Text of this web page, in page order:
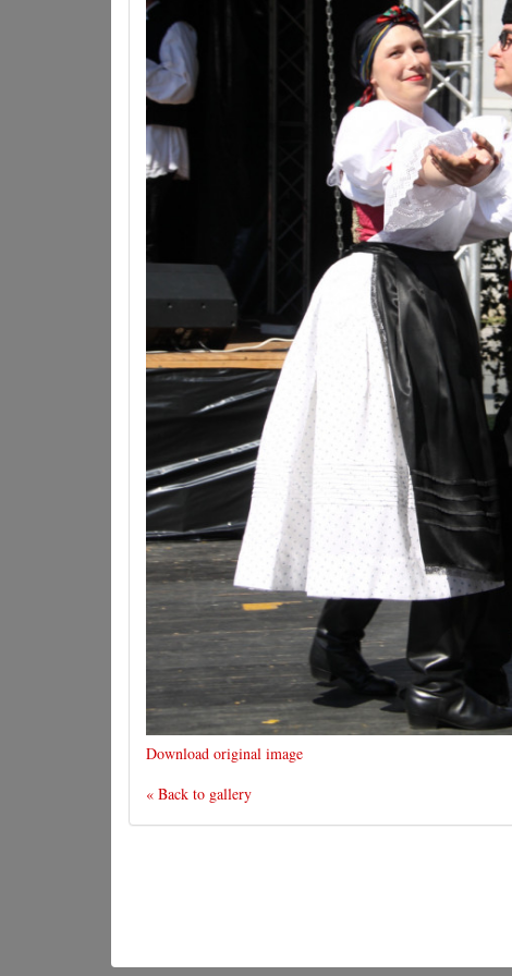
Download original image
« Back to gallery